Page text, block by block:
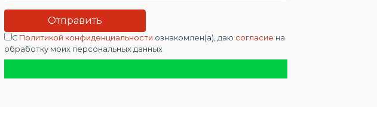
С Политикой конфиденциальности ознакомлен(а), даю согласие на
обработку моих персональных данных